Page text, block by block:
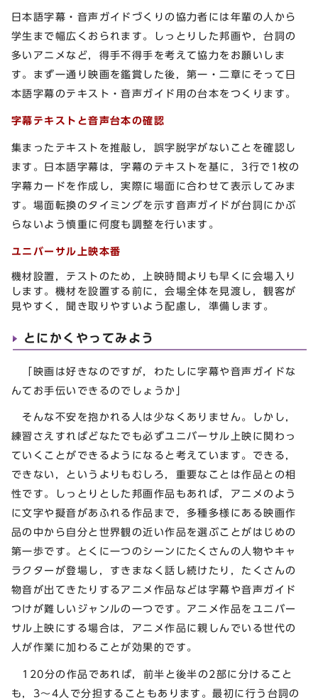
日本語字幕・音声ガイドづくりの協力者には年輩の人から
学生まで幅広くおられます。しっとりした邦画や，台詞の
多いアニメなど，得手不得手を考えて協力をお願いしま
す。まず一通り映画を鑑賞した後，第一・二章にそって日
本語字幕のテキスト・音声ガイド用の台本をつくります。
字幕テキストと音声台本の確認
集まったテキストを推敲し，誤字脱字がないことを確認し
ます。日本語字幕は，字幕のテキストを基に，3行で1枚の
字幕カードを作成し，実際に場面に合わせて表示してみま
す。場面転換のタイミングを示す音声ガイドが台詞にかぶ
らないよう慎重に何度も調整を行います。
ユニバーサル上映本番
機材設置，テストのため，上映時間よりも早くに会場入り
します。機材を設置する前に，会場全体を見渡し，観客が
見やすく，聞き取りやすいよう配慮し，準備します。
とにかくやってみよう
「映画は好きなのですが，わたしに字幕や音声ガイドな
んてお手伝いできるのでしょうか」
そんな不安を抱かれる人は少なくありません。しかし，
練習さえすればどなたでも必ずユニバーサル上映に関わっ
ていくことができるようになると考えています。できる，
できない，というよりもむしろ，重要なことは作品との相
性です。しっとりとした邦画作品もあれば，アニメのよう
に文字や擬音があふれる作品まで，多種多様にある映画作
品の中から自分と世界観の近い作品を選ぶことがはじめの
第一歩です。とくに一つのシーンにたくさんの人物やキャ
ラクターが登場し，すきまなく話し続けたり，たくさんの
物音が出てきたりするアニメ作品などは字幕や音声ガイド
つけが難しいジャンルの一つです。アニメ作品をユニバー
サル上映にする場合は，アニメ作品に親しんでいる世代の
人が作業に加わることが効果的です。
120分の作品であれば，前半と後半の2部に分けること
も，3～4人で分担することもあります。最初に行う台詞の